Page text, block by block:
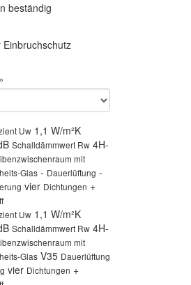
beständig
Uw 1,1 W/m²K
Schalldämmwert Rw 4H-
mit
Glas - Dauerlüftung -
vier Dichtungen +
Uw 1,1 W/m²K
Schalldämmwert Rw 4H-
mit
Glas V35 Dauerlüftung
vier Dichtungen +